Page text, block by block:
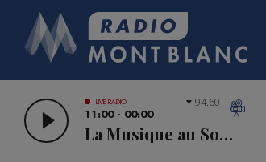
LIVE RADIO
11:00 - 00:00
La Musique au Sommet
94.60